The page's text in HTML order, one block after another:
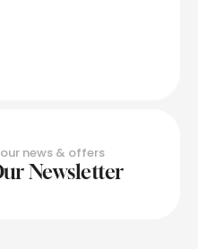
news & offers
Newsletter